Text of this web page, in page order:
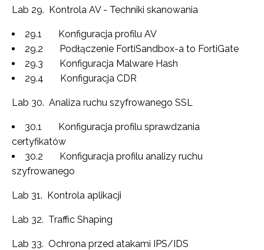
Lab 29. Kontrola AV - Techniki skanowania
29.1 Konfiguracja profilu AV
29.2 Podłączenie FortiSandbox-a to FortiGate
29.3 Konfiguracja Malware Hash
29.4 Konfiguracja CDR
Lab 30. Analiza ruchu szyfrowanego SSL
30.1 Konfiguracja profilu sprawdzania
certyfikatów
30.2 Konfiguracja profilu analizy ruchu
szyfrowanego
Lab 31. Kontrola aplikacji
Lab 32. Traffic Shaping
Lab 33. Ochrona przed atakami IPS/IDS